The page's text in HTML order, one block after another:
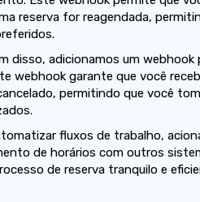
reserva for reagendada,
disso, adicionamos um
webhook garante que você
permitindo que você
fluxos de trabalho,
de horários com outros
de reserva tranquilo e